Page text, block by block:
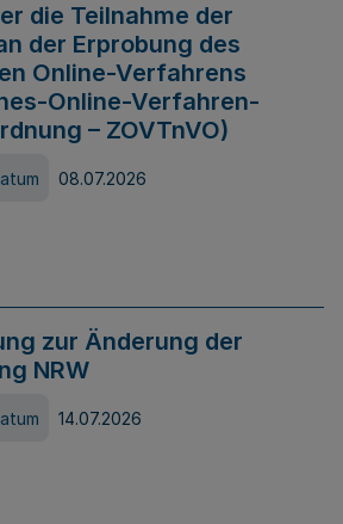
die Teilnahme der
der Erprobung des
Online-Verfahrens
Online-Verfahren-
– ZOVTnVO)
08.07.2026
zur Änderung der
NRW
14.07.2026